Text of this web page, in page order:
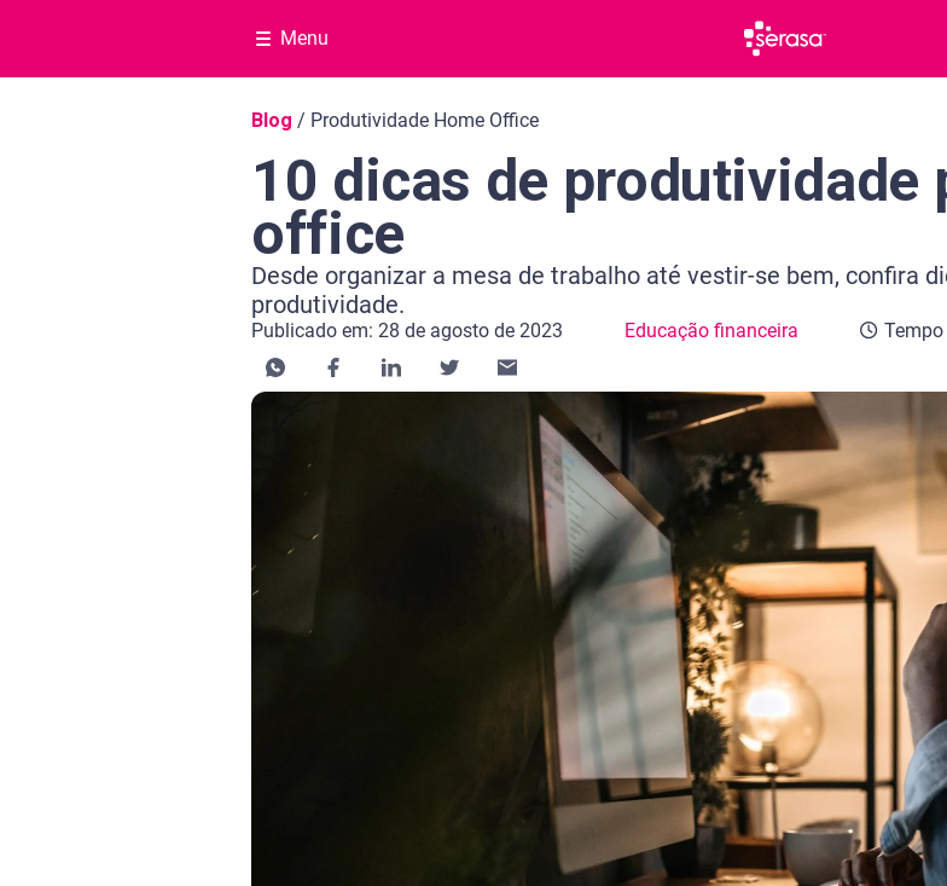
Menu
Navegação do blog
Blog / Produtividade Home Office
10 dicas de produtividade
office
Desde organizar a mesa de trabalho até vestir-se bem, confira
produtividade.
Publicado em: 28 de agosto de 2023 Educação financeira
Categoria Educação financeira
Tempo de leitura: 3 minutos